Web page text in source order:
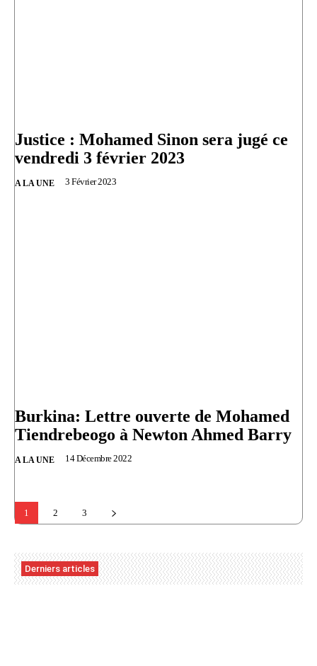
Justice : Mohamed Sinon sera jugé ce
vendredi 3 février 2023
A LA UNE 3 Février 2023
Burkina: Lettre ouverte de Mohamed
Tiendrebeogo à Newton Ahmed Barry
A LA UNE 14 Décembre 2022
1 2 3
Derniers articles